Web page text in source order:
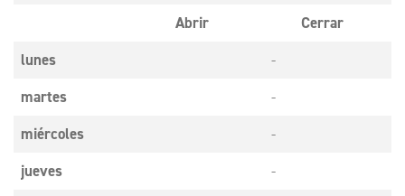
Abrir
Cerrar
lunes
-
martes
-
miércoles
-
jueves
-